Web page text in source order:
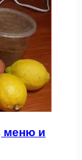
меню и